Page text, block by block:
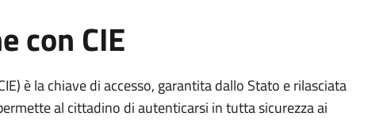
con CIE
è la chiave di accesso, garantita dallo Stato e rilasciata
al cittadino di autenticarsi in tutta sicurezza ai